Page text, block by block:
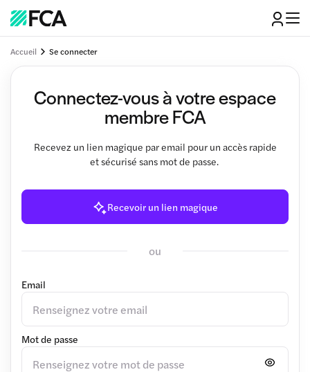
Accueil Se connecter
Connectez-vous à votre espace
membre FCA
Recevez un lien magique par email pour un accès rapide
et sécurisé sans mot de passe.
Recevoir un lien magique
ou
Email
Mot de passe